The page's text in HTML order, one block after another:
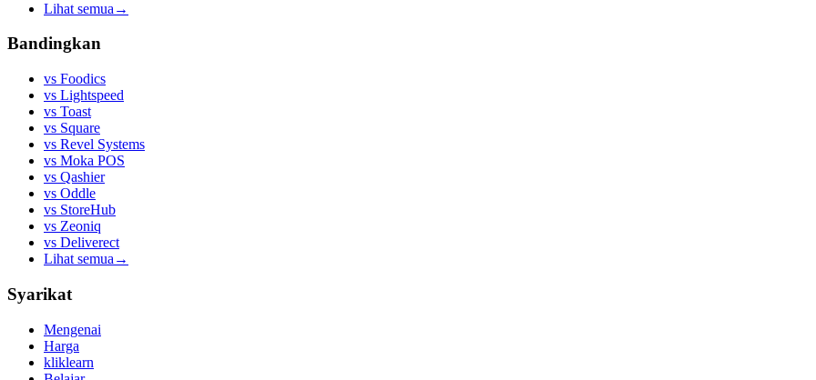
Lihat semua →
Bandingkan
vs Foodics
vs Lightspeed
vs Toast
vs Square
vs Revel Systems
vs Moka POS
vs Qashier
vs Oddle
vs StoreHub
vs Zeoniq
vs Deliverect
Lihat semua →
Syarikat
Mengenai
Harga
kliklearn